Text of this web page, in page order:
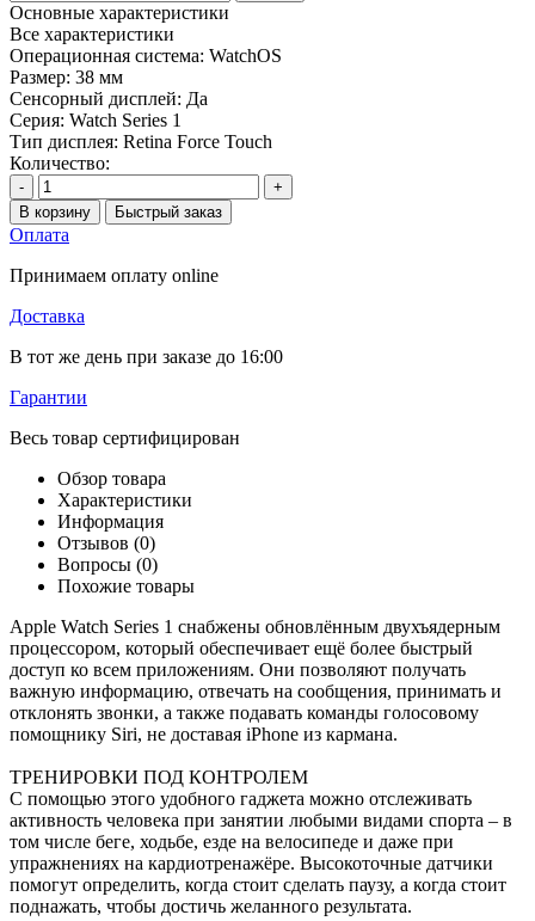
Основные характеристики
Все характеристики
Операционная система: WatchOS
Размер: 38 мм
Сенсорный дисплей: Да
Серия: Watch Series 1
Тип дисплея: Retina Force Touch
Количество:
-
+
В корзину
Быстрый заказ
Оплата
Принимаем оплату online
Доставка
В тот же день при заказе до 16:00
Гарантии
Весь товар сертифицирован
Обзор товара
Характеристики
Информация
Отзывов (0)
Вопросы (0)
Похожие товары
Apple Watch Series 1 снабжены обновлённым двухъядерным
процессором, который обеспечивает ещё более быстрый
доступ ко всем приложениям. Они позволяют получать
важную информацию, отвечать на сообщения, принимать и
отклонять звонки, а также подавать команды голосовому
помощнику Siri, не доставая iPhone из кармана.
ТРЕНИРОВКИ ПОД КОНТРОЛЕМ
С помощью этого удобного гаджета можно отслеживать
активность человека при занятии любыми видами спорта – в
том числе беге, ходьбе, езде на велосипеде и даже при
упражнениях на кардиотренажёре. Высокоточные датчики
помогут определить, когда стоит сделать паузу, а когда стоит
поднажать, чтобы достичь желанного результата.